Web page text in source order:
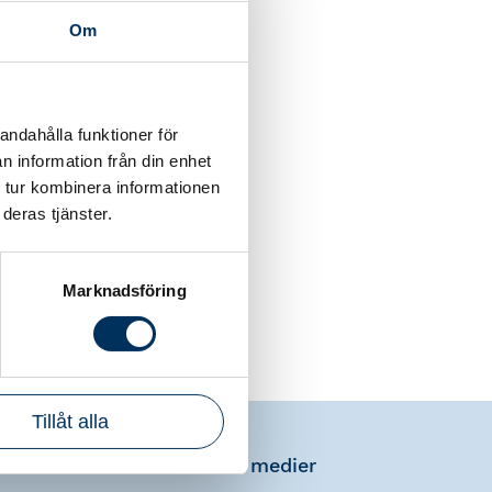
Om
funktioner för
information från din enhet
kombinera informationen
tjänster.
Marknadsföring
Tillåt alla
och
av en
2026.
Sociala medier